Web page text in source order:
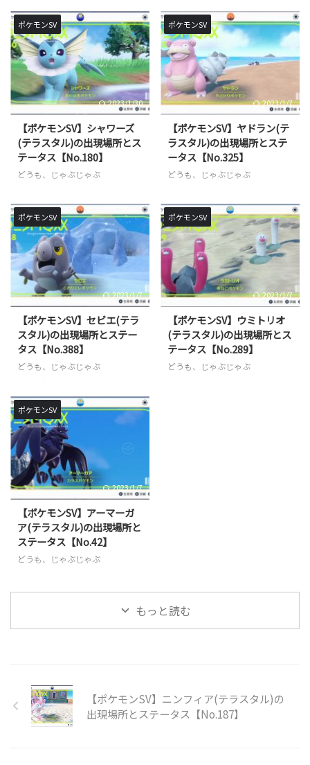
ポケモンSV
2023/1/30
【ポケモンSV】シャワーズ
(テラスタル)の出現場所とス
テータス【No.180】
どうも、じゃぶじゃぶ
SV（スカーレット / バイオレッ
ト）では各地にテラスタル化した
野良ポケモンが存在しています。
今回はその中でも「シャワーズ
（テラスタル）」の出現場所とス
テータスについてご紹介します。
記事の内容 「シャワーズ」の出
現場所は？ 「シャワーズ」の強
さ・ステータスは？ ポケットモ
ンスター スカーレット -Switch
created by Rinker 任天堂
Amazon 楽天市場 ポケットモン
スター バイオレット -Switch crea
ポケモンSV
2023/1/7
【ポケモンSV】ヤドラン(テ
ラスタル)の出現場所とステ
ータス【No.325】
どうも、じゃぶじゃぶ
SV（スカーレット / バイオレッ
ト）では各地にテラスタル化した
野良ポケモンが存在しています。
今回はその中でも「ヤドラン（テ
ラスタル）」の出現場所とステー
タスについてご紹介します。 記
事の内容 「ヤドラン」の出現場
所は？ 「ヤドラン」の強さ・ス
テータスは？ ポケットモンスタ
ー スカーレット -Switch created
by Rinker 任天堂 Amazon 楽天市
場 ポケットモンスター バイオレ
ット -Switch created ...
ポケモンSV
2023/1/7
【ポケモンSV】セビエ(テラ
スタル)の出現場所とステー
タス【No.388】
どうも、じゃぶじゃぶ
SV（スカーレット / バイオレッ
ト）では各地にテラスタル化した
野良ポケモンが存在しています。
今回はその中でも「セビエ（テラ
スタル）」の出現場所とステータ
スについてご紹介します。 記事
の内容 「セビエ」の出現場所
は？ 「セビエ」の強さ・ステー
タスは？ ポケットモンスター ス
カーレット -Switch created
by Rinker 任天堂 Amazon 楽天市
場 ポケットモンスター バイオレ
ット -Switch created by ...
ポケモンSV
2023/1/7
【ポケモンSV】ウミトリオ
(テラスタル)の出現場所とス
テータス【No.289】
どうも、じゃぶじゃぶ
ポケモンSV
2023/1/7
【ポケモンSV】アーマーガ
ア(テラスタル)の出現場所と
ステータス【No.42】
どうも、じゃぶじゃぶ
野良ポケモンが存在しています。
今回はその中でも「アーマーガア
出現場所は？ 「アーマーガア」
の強さ・ステータスは？ ポケッ
トモンスター スカーレット -
Switch created by Rinker 任天堂
もっと読む
【ポケモンSV】ニンフィア(テラスタル)の
出現場所とステータス【No.187】